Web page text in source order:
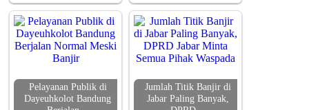
Pelayanan Publik di
Dayeuhkolot Bandung
Jumlah Titik Banjir di
Jabar Paling Banyak,